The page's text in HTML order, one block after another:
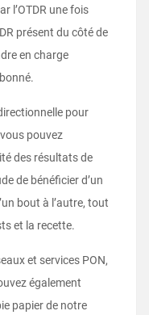
l’OTDR une fois
présent du côté de
en charge
pour
pouvez
des résultats de
de bénéficier d’un
bout à l’autre, tout
et la recette.
et services PON,
également
papier de notre